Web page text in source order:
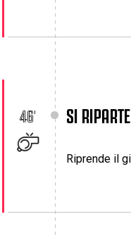
46' SI
Riprende il